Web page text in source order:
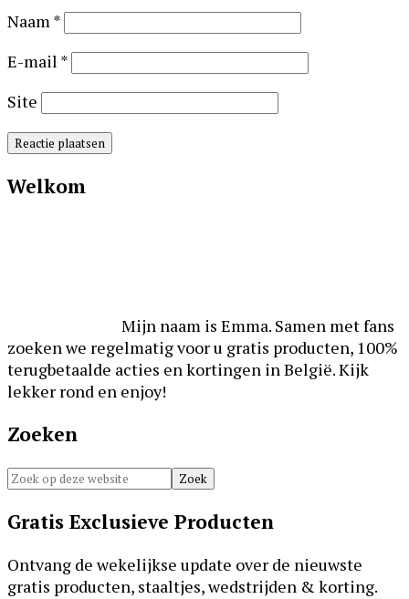
Naam*
E-mail *
Site
Primaire
Welkom
Mijn naam is Emma. Samen met fans
zoeken we regelmatig voor u gratis producten, 100%
terugbetaalde acties en kortingen in België. Kijk
lekker rond en enjoy!
Zoeken
Zoek
deze
Gratis Exclusieve Producten
Ontvang de wekelijkse update over de nieuwste
gratis producten, staaltjes, wedstrijden & korting.